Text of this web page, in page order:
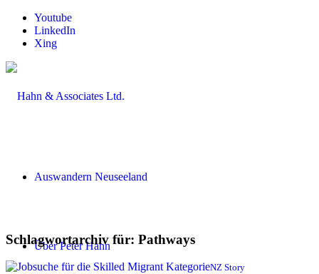
Youtube
LinkedIn
Xing
Auswandern Neuseeland
Über Peter Hahn
Schlagwortarchiv für: Pathways
NZ Story